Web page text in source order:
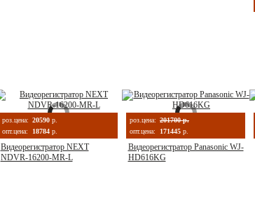
роз.цена: 20590 р.
опт.цена:
18784 р.
Видеорегистратор NEXT
NDVR-16200-MR-L
роз.цена: 201700 р.
опт.цена:
171445 р.
Видеорегистратор Panasonic WJ-
HD616KG